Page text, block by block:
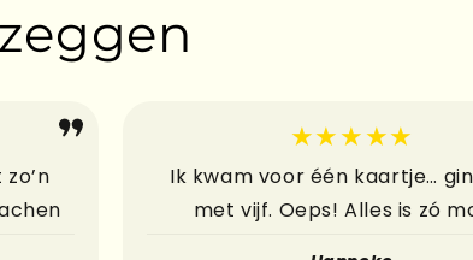
Kado's
Kaarten
★★★★★
Ik kwam voor één kaartje…
met vijf. Oeps! Alles is zó